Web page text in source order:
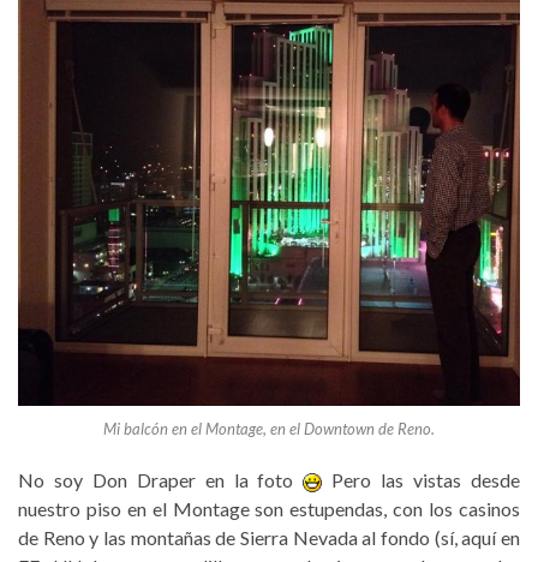
Mi balcón en el Montage, en el Downtown de Reno.
No soy Don Draper en la foto
Pero las vistas desde
nuestro piso en el Montage son estupendas, con los casinos
de Reno y las montañas de Sierra Nevada al fondo (sí, aquí en